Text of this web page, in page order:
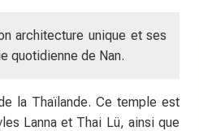
architecture unique et ses
quotidienne de Nan.
la Thaïlande. Ce temple est
Lanna et Thai Lü, ainsi que